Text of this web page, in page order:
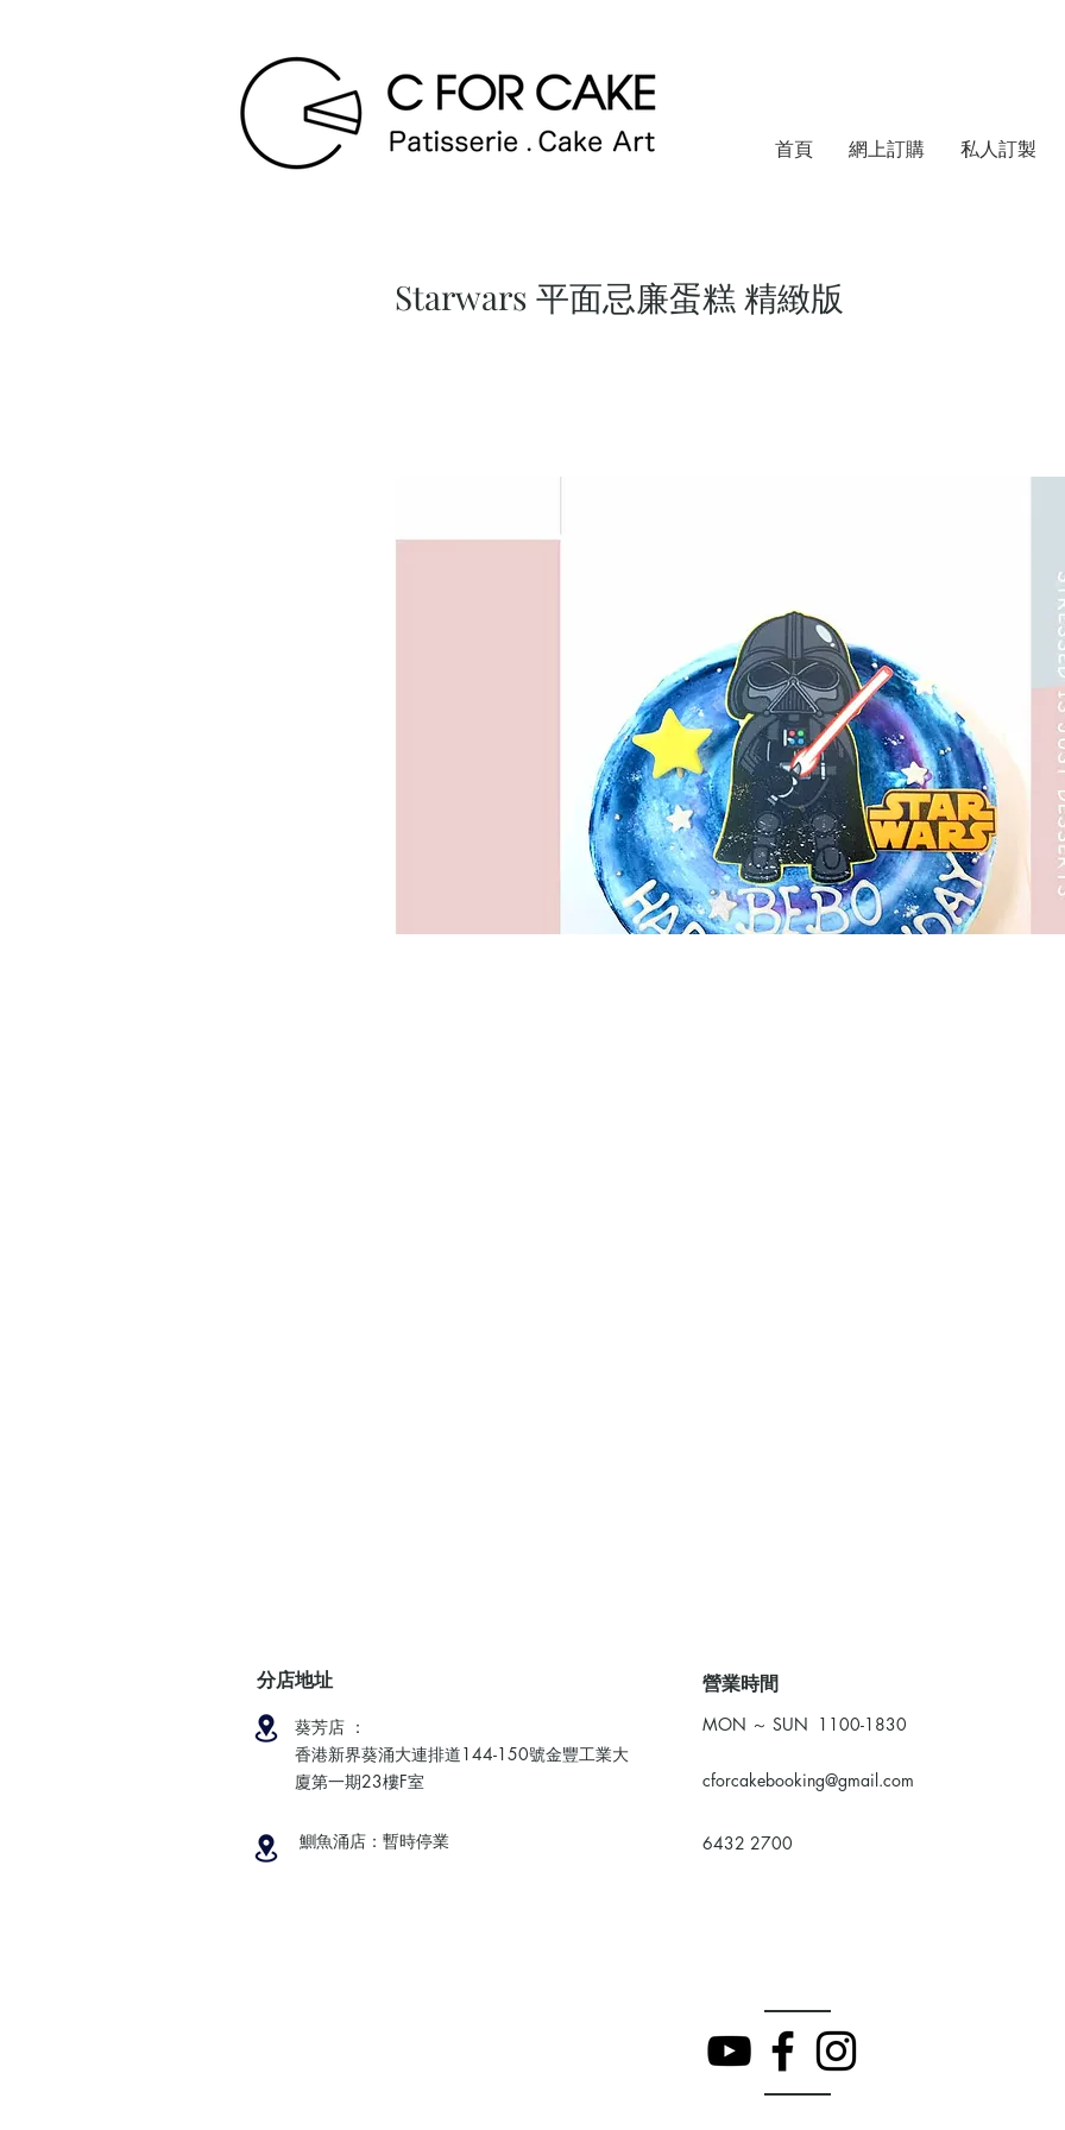
首頁 網上訂購 私人訂製
Starwars 平面忌廉蛋糕 精緻版
分店地址
葵芳店 ：
香港新界葵涌大連排道144-150號金豐工業大
廈第一期23樓F室
鰂魚涌店：暫時停業
​營業時間
MON ～ SUN 1100-1830
cforcakebooking@gmail.com
6432 2700